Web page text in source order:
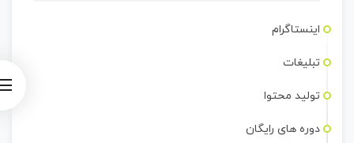
اینستاگرام
تبلیغات
تولید محتوا
دوره های رایگان